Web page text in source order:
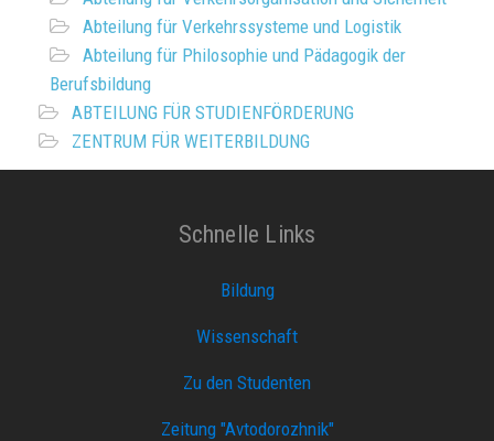
Abteilung für Verkehrssysteme und Logistik
Abteilung für Philosophie und Pädagogik der
Berufsbildung
ABTEILUNG FÜR STUDIENFÖRDERUNG
ZENTRUM FÜR WEITERBILDUNG
Schnelle Links
Bildung
Wissenschaft
Zu den Studenten
Zeitung "Avtodorozhnik"